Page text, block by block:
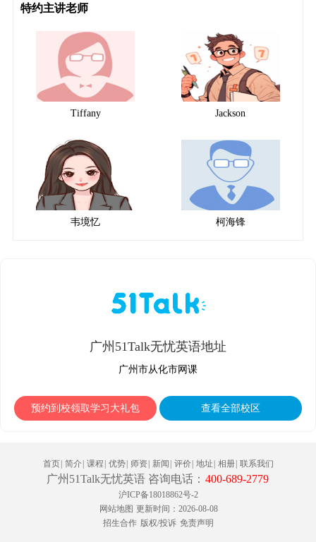
特约主讲老师
Tiffany Jackson
韦境忆 柯海锋
广州51Talk无忧英语地址
广州市从化市网课
预约到校领取学习大礼包 查看全部校区
首页 简介 课程 优势 师资 新闻 评价 地址 相册 联系我们
广州51Talk无忧英语 咨询电话： 400-689-2779
沪ICP备18018862号-2
网站地图 更新时间：2026-08-08
招生合作 版权/投诉 免责声明